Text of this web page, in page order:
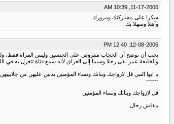
11-17-2006, 10:39 AM
شكرا على مشاركتك ومرورك
وأهلا وسهلا بك
12-08-2006, 12:40 PM
يجب أن نوضح أن الحجاب مفروض على الجنسين وليس المراة فقط، ولكن
والخليفة عمر نفى رجلا وسيما إلى العراق لأنه سمع فتاة تتغزل به في
يا ايها النبي قل لازواجك وبناتك ونساء المؤمنين يدنين عليهن من
------
قل لازواجك وبناتك ونساء المؤمنين
مقلش رجال